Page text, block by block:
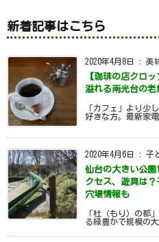
新着記事はこちら
2020年4月8日 : 美
【珈琲の店クロ
溢れる南光台の老
「カフェ」より少
好きな方。最新家
2020年4月6日 : 子
仙台の大きい公
クセス、遊具は
穴場情報も
「杜（もり）の都
る緑豊かで規模の